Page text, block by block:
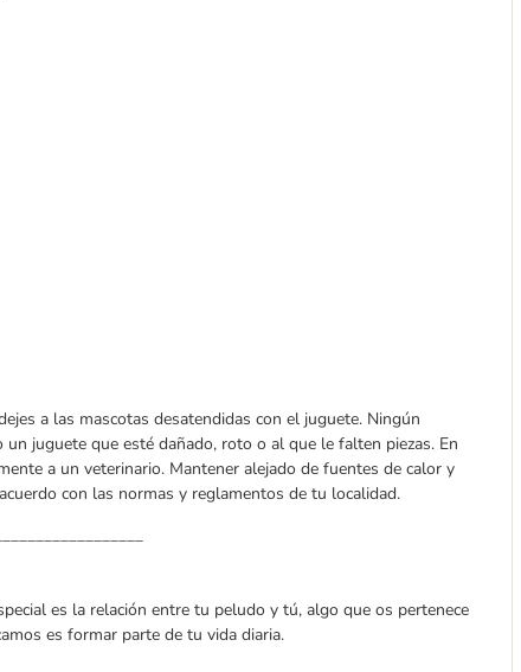
a las mascotas desatendidas con el juguete. Ningún
juguete que esté dañado, roto o al que le falten piezas. En
a un veterinario. Mantener alejado de fuentes de calor y
con las normas y reglamentos de tu localidad.
es la relación entre tu peludo y tú, algo que os pertenece
es formar parte de tu vida diaria.